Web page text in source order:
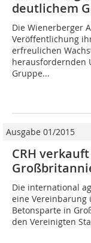
deutlichem
Die Wienerberger
Veröffentlichung
erfreulichen
herausfordernden
Gruppe...
Ausgabe 01/2015
CRH
Die international
eine Vereinbarung
Betonsparte in
den Vereinigten